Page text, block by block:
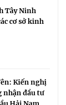
Tây Ninh
cơ sở kinh
Kiến nghị
nhận đầu tư